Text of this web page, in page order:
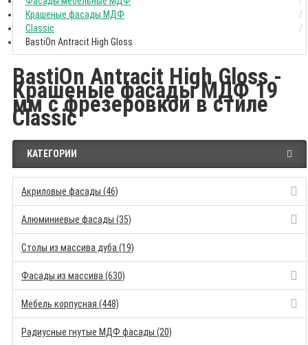
Крашеные фасады МДФ
Classic
BastiOn Antracit High Gloss
BastiOn Antracit High Gloss -
Крашеные фасады МДФ 19
мм с фрезеровкой в стиле
Classic
КАТЕГОРИИ
Акриловые фасады (46)
Алюминиевые фасады (35)
Столы из массива дуба (19)
Фасады из массива (630)
Мебель корпусная (448)
Радиусные гнутые МДФ фасады (20)